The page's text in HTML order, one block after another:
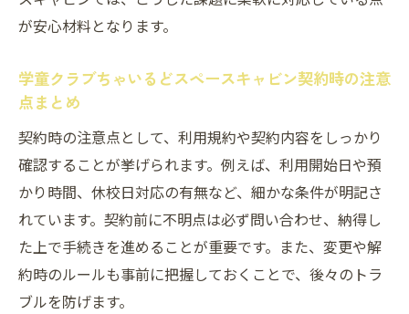
が安心材料となります。
学童クラブちゃいるどスペースキャビン契約時の注意
点まとめ
契約時の注意点として、利用規約や契約内容をしっかり
確認することが挙げられます。例えば、利用開始日や預
かり時間、休校日対応の有無など、細かな条件が明記さ
れています。契約前に不明点は必ず問い合わせ、納得し
た上で手続きを進めることが重要です。また、変更や解
約時のルールも事前に把握しておくことで、後々のトラ
ブルを防げます。